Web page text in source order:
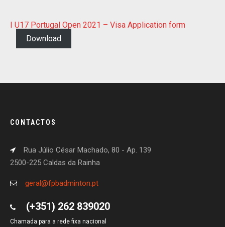
I U17 Portugal Open 2021 – Visa Application form
Download
CONTACTOS
Rua Júlio César Machado, 80 - Ap. 139
2500-225 Caldas da Rainha
geral@fpbadminton.pt
(+351) 262 839020
Chamada para a rede fixa nacional